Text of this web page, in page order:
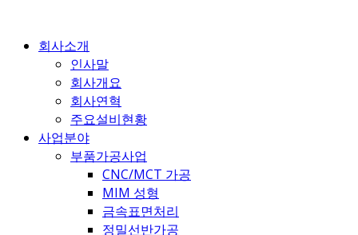
회사소개
인사말
회사개요
회사연혁
주요설비현황
사업분야
부품가공사업
CNC/MCT 가공
MIM 성형
금속표면처리
정밀선반가공